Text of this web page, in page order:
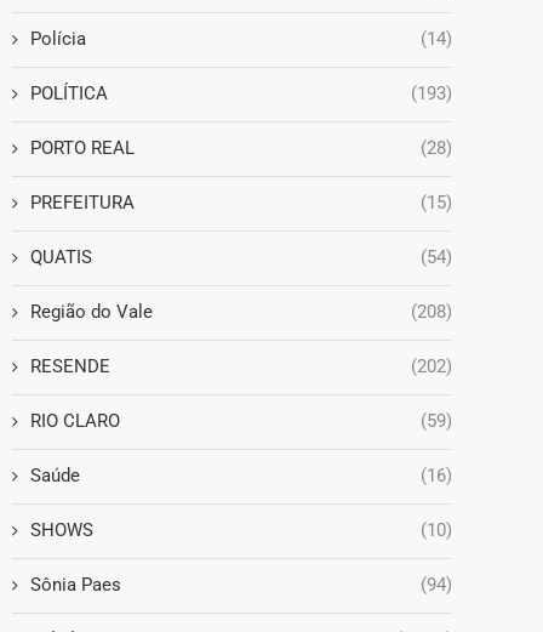
Polícia (14)
POLÍTICA (193)
PORTO REAL (28)
PREFEITURA (15)
QUATIS (54)
Região do Vale (208)
RESENDE (202)
RIO CLARO (59)
Saúde (16)
SHOWS (10)
Sônia Paes (94)